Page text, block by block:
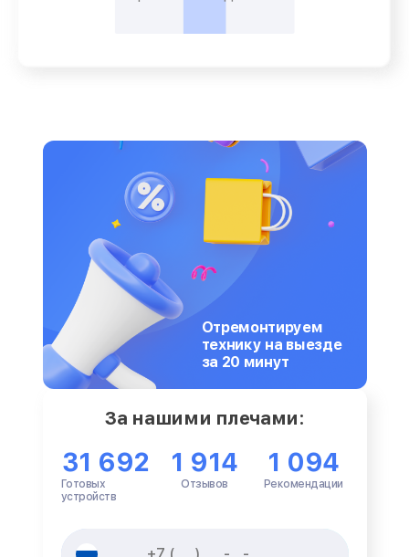
Отремонтируем
технику на выезде
за 20 минут
За нашими плечами:
31 692
Готовых
устройств
1 914
Отзывов
1 094
Рекомендации